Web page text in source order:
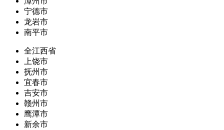
宁德市
龙岩市
南平市
全江西省
上饶市
抚州市
宜春市
吉安市
赣州市
鹰潭市
新余市